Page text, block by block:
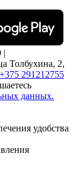
|
Толбухина, 2,
+375 291212755
данных.
удобства